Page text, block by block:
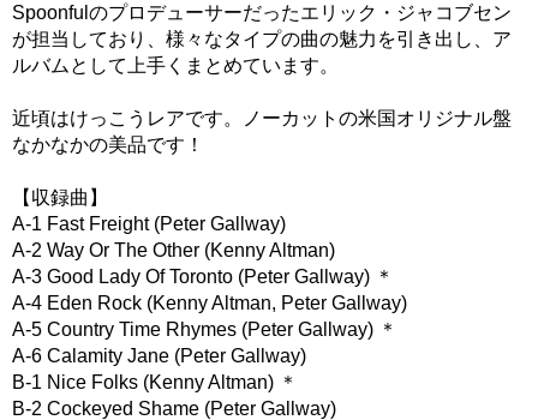
Spoonfulのプロデューサーだったエリック・ジャコブセン
が担当しており、様々なタイプの曲の魅力を引き出し、ア
ルバムとして上手くまとめています。
近頃はけっこうレアです。ノーカットの米国オリジナル盤
なかなかの美品です！
【収録曲】
A-1 Fast Freight (Peter Gallway)
A-2 Way Or The Other (Kenny Altman)
A-3 Good Lady Of Toronto (Peter Gallway) ＊
A-4 Eden Rock (Kenny Altman, Peter Gallway)
A-5 Country Time Rhymes (Peter Gallway) ＊
A-6 Calamity Jane (Peter Gallway)
B-1 Nice Folks (Kenny Altman) ＊
B-2 Cockeyed Shame (Peter Gallway)